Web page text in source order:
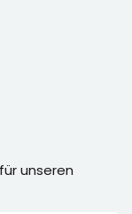
unseren